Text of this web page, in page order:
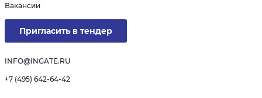
Вакансии
Пригласить в тендер
INFO@INGATE.RU
+7 (495) 642-64-42